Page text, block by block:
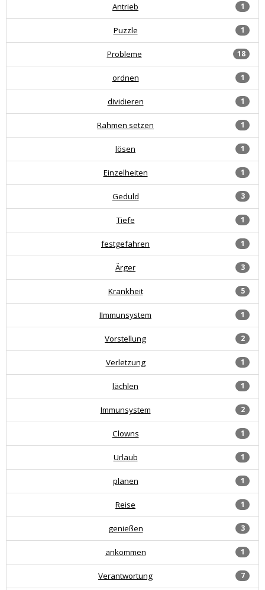
1
Antrieb
1
Puzzle
18
Probleme
1
ordnen
1
dividieren
1
Rahmen setzen
1
lösen
1
Einzelheiten
3
Geduld
1
Tiefe
1
festgefahren
3
Ärger
5
Krankheit
1
IImmunsystem
2
Vorstellung
1
Verletzung
1
lächlen
2
Immunsystem
1
Clowns
1
Urlaub
1
planen
1
Reise
3
genießen
1
ankommen
7
Verantwortung